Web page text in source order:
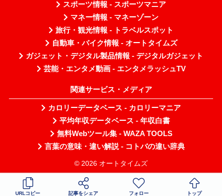
スポーツ情報 - スポーツマニア
マネー情報 - マネーゾーン
旅行・観光情報 - トラベルスポット
自動車・バイク情報 - オートタイムズ
ガジェット・デジタル製品情報 - デジタルガジェット
芸能・エンタメ動画 - エンタメラッシュTV
関連サービス・メディア
カロリーデータベース - カロリーマニア
平均年収データベース - 年収白書
無料Webツール集 - WAZA TOOLS
言葉の意味・違い解説 - コトバの違い辞典
© 2026 オートタイムズ
URLコピー 記事をシェア フォロー トップ